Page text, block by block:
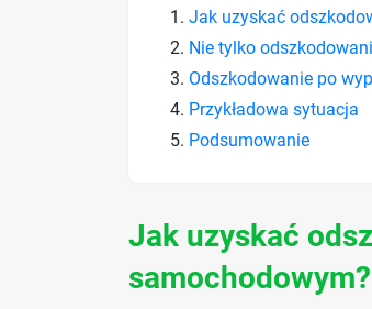
Jak uzyskać
Nie tylko
Odszkodowanie po
Przykładowa sytuacja
Podsumowanie
Jak uzyskać
samochodowym?